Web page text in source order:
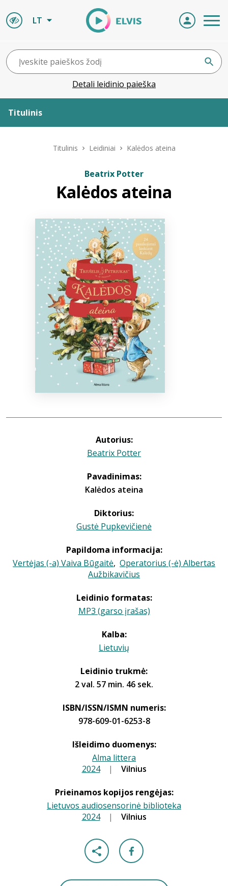
LT
Detali leidinio paieška
Titulinis
ELVIS atvyksta
Naujienos
Bibliotekoms
+370 667 80 541
info@elvislab.lt
Titulinis Leidiniai Kalėdos ateina
Beatrix Potter
Kalėdos ateina
Autorius:
Beatrix Potter
Pavadinimas:
Kalėdos ateina
Diktorius:
Gustė Pupkevičienė
Papildoma informacija:
Vertėjas (-a) Vaiva Būgaitė, Operatorius (-ė) Albertas
Aužbikavičius
Leidinio formatas:
MP3 (garso įrašas)
Kalba:
Lietuvių
Leidinio trukmė:
2 val. 57 min. 46 sek.
ISBN/ISSN/ISMN numeris:
978-609-01-6253-8
Išleidimo duomenys:
Alma littera
2024 | Vilnius
Prieinamos kopijos rengėjas:
Lietuvos audiosensorinė biblioteka
2024 | Vilnius